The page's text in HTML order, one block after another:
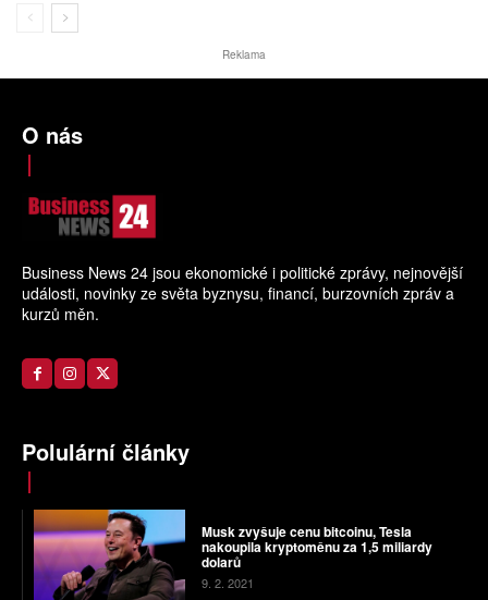
Reklama
O nás
Business News 24 jsou ekonomické i politické zprávy, nejnovější
události, novinky ze světa byznysu, financí, burzovních zpráv a
kurzů měn.
Polulární články
Musk zvyšuje cenu bitcoinu, Tesla
nakoupila kryptoměnu za 1,5 miliardy
dolarů
9. 2. 2021